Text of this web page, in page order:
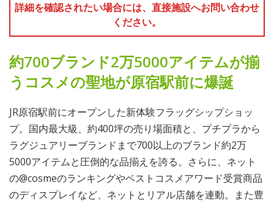
詳細を確認されたい場合には、直接施設へお問い合わせ
ください。
約700ブランド2万5000アイテムが揃
うコスメの聖地が原宿駅前に爆誕
JR原宿駅前にオープンした新体験フラッグシップショッ
プ。国内最大級、約400坪の売り場面積と、プチプラから
ラグジュアリーブランドまで700以上のブランド約2万
5000アイテムと圧倒的な品揃えを誇る。さらに、ネット
の@cosmeのランキングやベストコスメアワード受賞商品
のディスプレイなど、ネットとリアル店舗を連動。また豊